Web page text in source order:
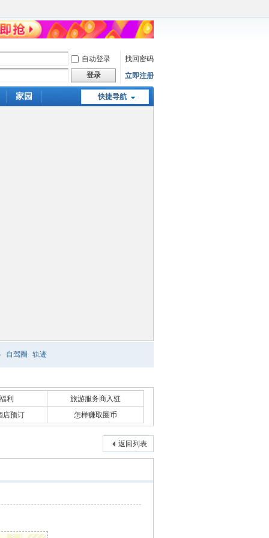
自动登录
找回密码
登录
立即注册
快捷导航
家园
自驾圈 轨迹
利
旅游服务商入驻
店预订
怎样赚取圈币
返回列表